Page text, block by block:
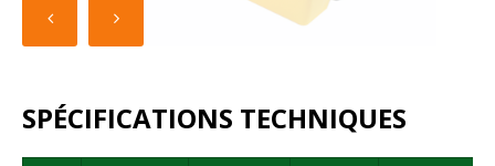
SPÉCIFICATIONS TECHNIQUES